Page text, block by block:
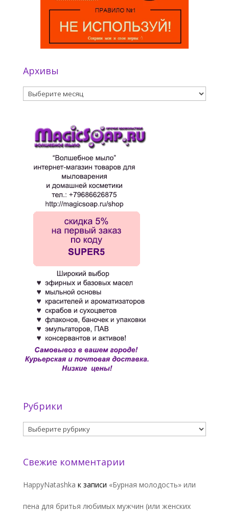
Архивы
Архивы
Рубрики
Рубрики
Свежие комментарии
HappyNatashka к записи «Бурная молодость» или
пена для бритья любимых мужчин (или женских